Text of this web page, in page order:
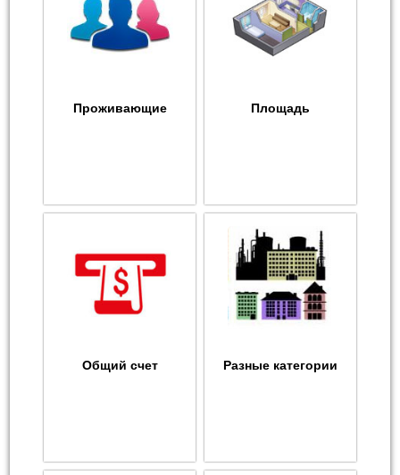
Проживающие Площадь
Общий счет Разные категории